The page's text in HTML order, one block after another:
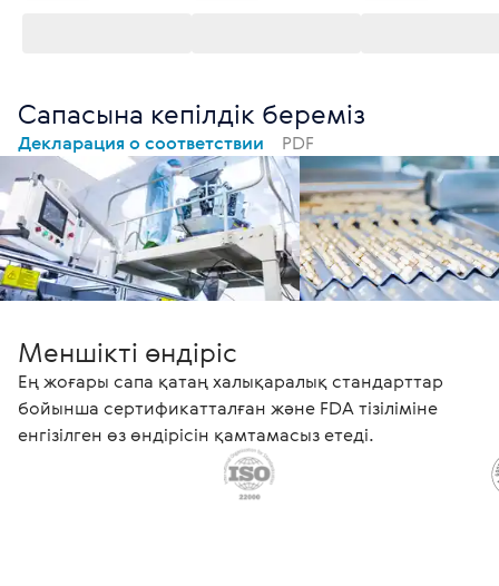
Сапасына кепілдік береміз
Декларация о соответствии PDF
Меншікті өндіріс
Ең жоғары сапа қатаң халықаралық стандарттар
бойынша сертификатталған және FDA тізіліміне
енгізілген өз өндірісін қамтамасыз етеді.